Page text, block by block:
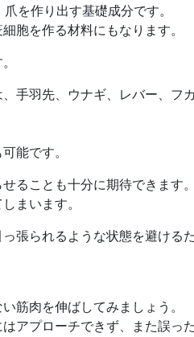
を作り出す基礎成分です。
胞を作る材料にもなります。
手羽先、ウナギ、レバー、フ
能です。
ることも十分に期待できます。
まいます。
張られるような状態を避ける
筋肉を伸ばしてみましょう。
アプローチできず、また誤っ